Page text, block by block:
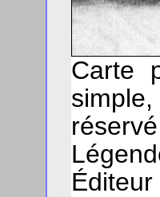
Carte
Éditeur